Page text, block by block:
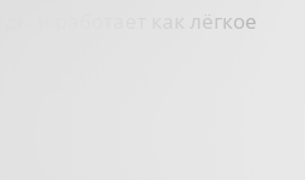
и работает как лёгкое